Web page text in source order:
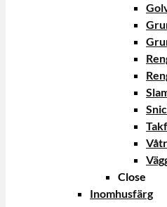
Close
Inomhusfärg